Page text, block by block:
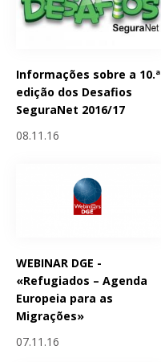
Informações sobre a 10.ª
edição dos Desafios
SeguraNet 2016/17
08.11.16
WEBINAR DGE -
«Refugiados – Agenda
Europeia para as
Migrações»
07.11.16